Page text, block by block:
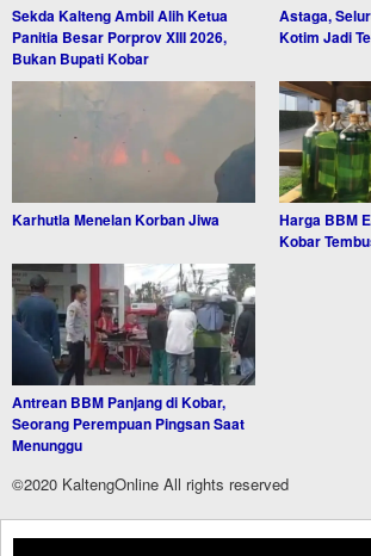
Sekda Kalteng Ambil Alih Ketua
Panitia Besar Porprov XIII 2026,
Bukan Bupati Kobar
Astaga,
Kotim Jadi
Karhutla Menelan Korban Jiwa
Harga BBM
Kobar
Antrean BBM Panjang di Kobar,
Seorang Perempuan Pingsan Saat
Menunggu
©2020 KaltengOnline All rights reserved